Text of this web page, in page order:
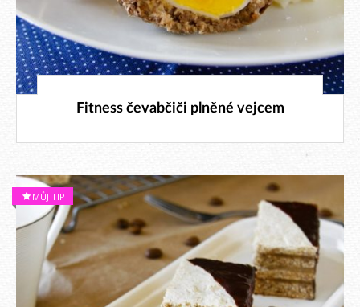
15. 3. 2026
Fitness čevabčiči plněné vejcem
MŮJ TIP